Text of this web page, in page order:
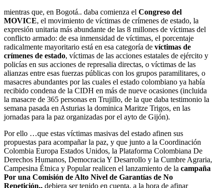
mientras que, en Bogotá.. daba comienza el Congreso del
MOVICE, el movimiento de víctimas de crímenes de estado, la
expresión unitaria más abundante de las 8 millones de víctimas del
conflicto armado: de esa inmensidad de víctimas, el porcentaje
radicalmente mayoritario está en esa categoría de víctimas de
crímenes de estado, víctimas de las acciones estatales de ejército y
policías en sus acciones de represalia directas, o víctimas de las
alianzas entre esas fuerzas públicas con los grupos paramilitares, o
masacres abundantes por las cuales el estado colombiano ya había
recibido condena de la CIDH en más de nueve ocasiones (incluida
la masacre de 365 personas en Trujillo, de la que daba testimonio la
semana pasada en Asturias la dominica Maritze Trigos, en las
jornadas para la paz organizadas por el ayto de Gijón).
Por ello …que estas víctimas masivas del estado afinen sus
propuestas para acompañar la paz, y que junto a la Coordinación
Colombia Europa Estados Unidos, la Plataforma Colombiana De
Derechos Humanos, Democracia Y Desarrollo y la Cumbre Agraria,
Campesina Étnica y Popular realicen el lanzamiento de la campaña
Por una Comisión de Alto Nivel de Garantías de No
Repetición.. debiera ser tenido en cuenta, a la hora de afinar